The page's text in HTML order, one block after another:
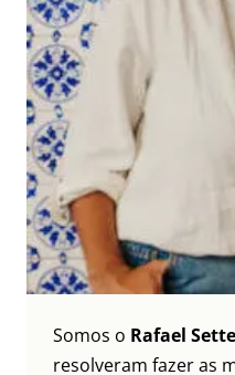
Somos o Rafael
resolveram fazer as